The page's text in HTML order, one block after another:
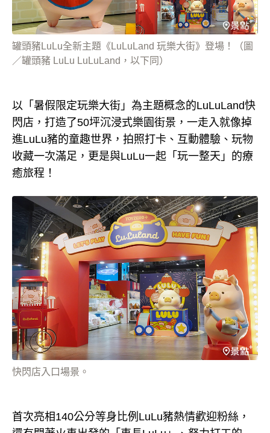
罐頭豬LuLu全新主題《LuLuLand 玩樂大街》登場！（圖
／罐頭豬 LuLu LuLuLand，以下同）
以「暑假限定玩樂大街」為主題概念的LuLuLand快
閃店，打造了50坪沉浸式樂園街景，一走入就像掉
進LuLu豬的童趣世界，拍照打卡、互動體驗、玩物
收藏一次滿足，更是與LuLu一起「玩一整天」的療
癒旅程！
快閃店入口場景。
首次亮相140公分等身比例LuLu豬熱情歡迎粉絲，